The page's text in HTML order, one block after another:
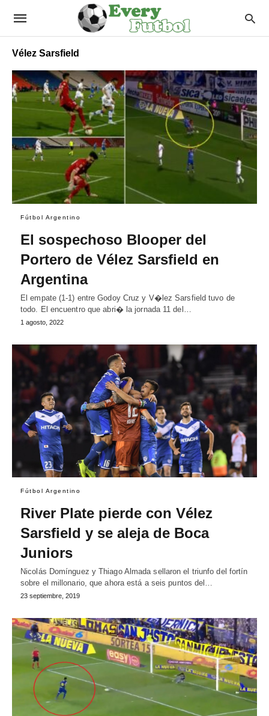
Vélez Sarsfield
Fútbol Argentino
El sospechoso Blooper del
Portero de Vélez Sarsfield en
Argentina
El empate (1-1) entre Godoy Cruz y V�lez Sarsfield tuvo de
todo. El encuentro que abri� la jornada 11 del…
1 agosto, 2022
Fútbol Argentino
River Plate pierde con Vélez
Sarsfield y se aleja de Boca
Juniors
Nicolás Domínguez y Thiago Almada sellaron el triunfo del fortín
sobre el millonario, que ahora está a seis puntos del…
23 septiembre, 2019